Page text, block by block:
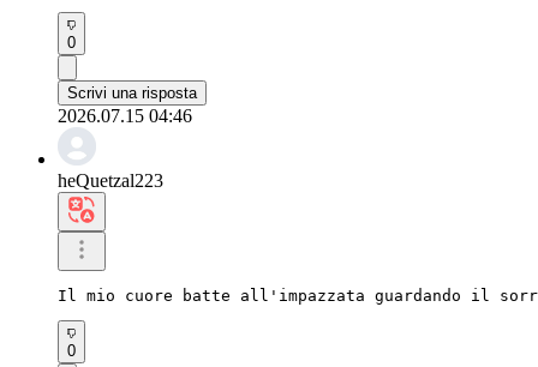
0
Scrivi una risposta
2026.07.15 04:46
heQuetzal223
Il mio cuore batte all'impazzata guardando il
0